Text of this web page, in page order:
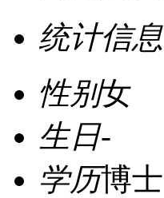
统计信息
性别女
生日-
学历博士